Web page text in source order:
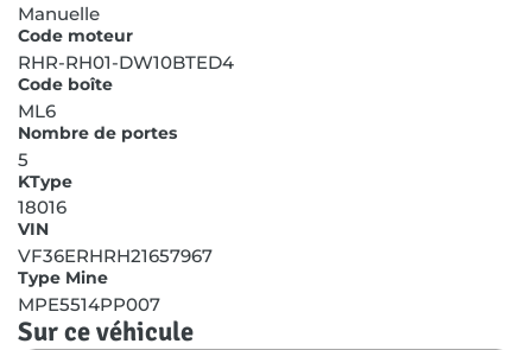
Manuelle
Code moteur
RHR-RH01-DW10BTED4
Code boîte
ML6
Nombre de portes
5
KType
18016
VIN
VF36ERHRH21657967
Type Mine
MPE5514PP007
Sur ce véhicule